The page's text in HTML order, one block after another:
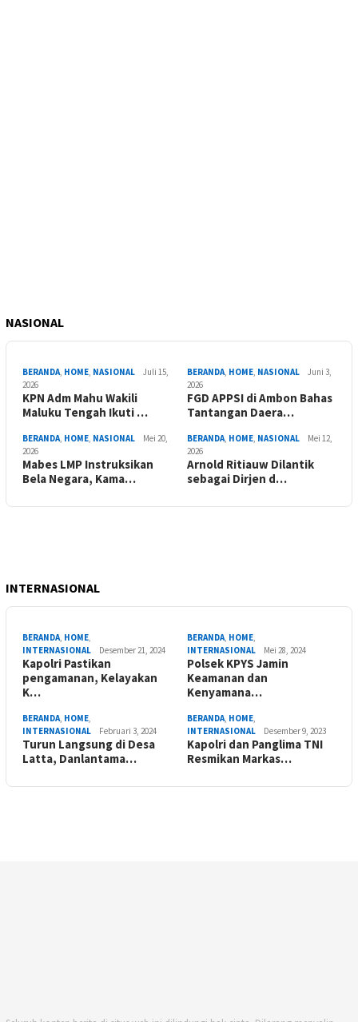
NASIONAL
BERANDA, HOME, NASIONAL
Juli 15,
2026
KPN Adm Mahu Wakili
Maluku Tengah Ikuti …
BERANDA, HOME, NASIONAL
Juni 3,
2026
FGD APPSI di Ambon Bahas
Tantangan Daera…
BERANDA, HOME, NASIONAL
Mei 20,
2026
Mabes LMP Instruksikan
Bela Negara, Kama…
BERANDA, HOME, NASIONAL
Mei 12,
2026
Arnold Ritiauw Dilantik
sebagai Dirjen d…
INTERNASIONAL
BERANDA, HOME,
INTERNASIONAL
Desember 21, 2024
Kapolri Pastikan
pengamanan, Kelayakan
K…
BERANDA, HOME,
INTERNASIONAL
Mei 28, 2024
Polsek KPYS Jamin
Keamanan dan
Kenyamana…
BERANDA, HOME,
INTERNASIONAL
Februari 3, 2024
Turun Langsung di Desa
Latta, Danlantama…
BERANDA, HOME,
INTERNASIONAL
Desember 9, 2023
Kapolri dan Panglima TNI
Resmikan Markas…